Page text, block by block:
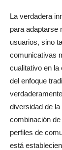
La verdadera
para adaptarse
usuarios, sino
comunicativas
cualitativo en la
del enfoque
diversidad de
combinación
perfiles de
está